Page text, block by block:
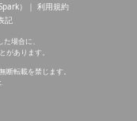
）
利用規約
記
場合に、
があります。
断転載を禁じます。